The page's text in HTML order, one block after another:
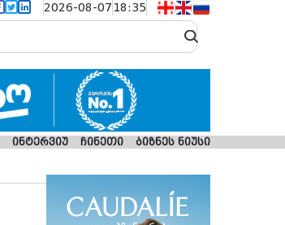
2026-08-07 18:35
ინტერვიუ ჩინეთი ბიზნეს ნიუსი